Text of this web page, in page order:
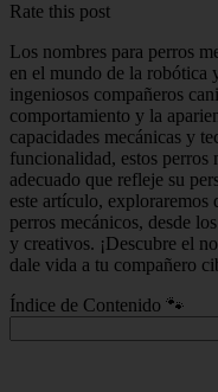
Rate this post
Los nombres para perros
en el mundo de la robótica
ingeniosos compañeros
comportamiento y la
capacidades mecánicas y
funcionalidad, estos perros
adecuado que refleje su
este artículo, exploraremos
perros mecánicos, desde
y creativos. ¡Descubre el
dale vida a tu compañero
Índice de Contenido 🐾